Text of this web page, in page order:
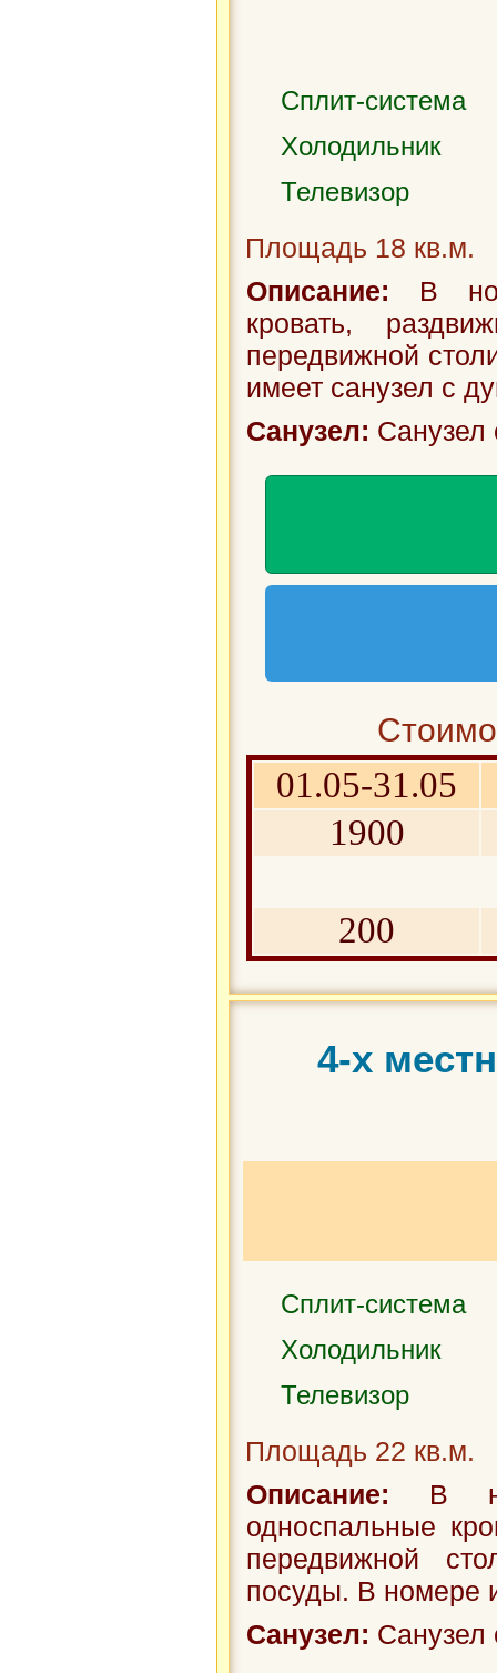
Сплит-система
Холодильник
Телевизор
Площадь 18 кв.м.
Описание: В
кровать,
передвижной
имеет санузел с
Санузел:
01.05-31.05
1900
200
4-х
Сплит-система
Холодильник
Телевизор
Площадь 22 кв.м.
Описание: В
односпальные
передвижной
посуды. В номере
Санузел: